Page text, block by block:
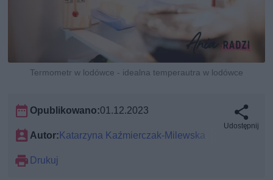
Termometr w lodówce - idealna temperautra w lodówce
Opublikowano:01.12.2023
Autor:Katarzyna Kaźmierczak-Milewska
Drukuj
Udostępnij